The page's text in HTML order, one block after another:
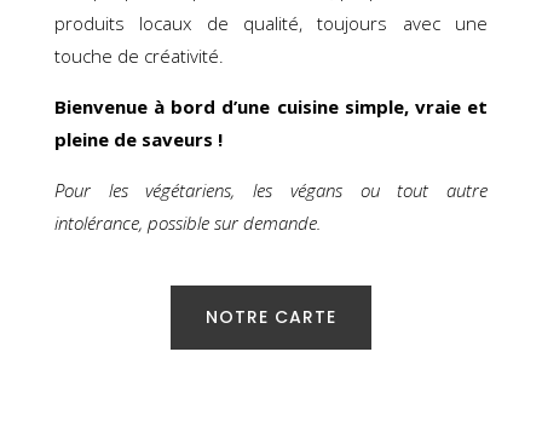
produits locaux de qualité, toujours avec une
touche de créativité.
Bienvenue à bord d’une cuisine simple, vraie et
pleine de saveurs !
Pour les végétariens, les végans ou tout autre
intolérance, possible sur demande.
NOTRE CARTE